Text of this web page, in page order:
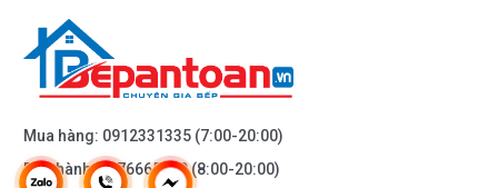
Mua hàng: 0912331335 (7:00-20:00)
Bảo hành:0976665669(8:00-20:00)